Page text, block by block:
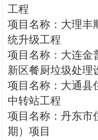
工程
项目名称：大理丰
统升级工程
项目名称：大连金
新区餐厨垃圾处理
项目名称：大通县
中转站工程
项目名称：丹东市
期）项目